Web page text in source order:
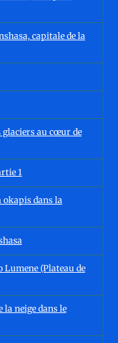
capitale de la
glaciers au cœur de
1
okapis dans la
Lumene (Plateau de
la neige dans le